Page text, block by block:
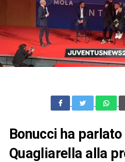
Bonucci ha parlato
Quagliarella alla